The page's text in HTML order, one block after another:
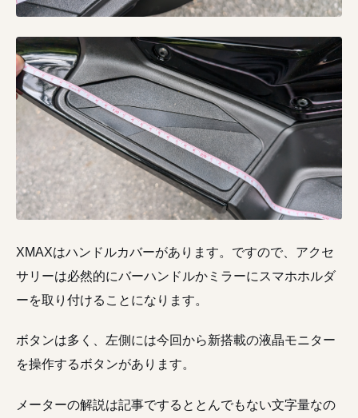
XMAXはハンドルカバーがあります。ですので、アクセ
サリーは必然的にバーハンドルかミラーにスマホホルダ
ーを取り付けることになります。
ボタンは多く、左側には今回から新搭載の液晶モニター
を操作するボタンがあります。
メーターの解説は記事でするととんでもない文字量なの